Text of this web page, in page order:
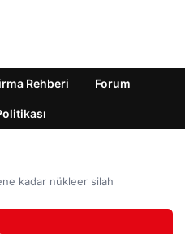
Rehberi Forum
kadar nükleer silah